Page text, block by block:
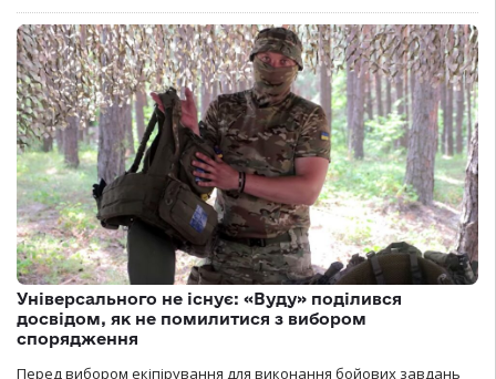
Універсального не існує: «Вуду» поділився
досвідом, як не помилитися з вибором
спорядження
Перед вибором екіпірування для виконання бойових завдань